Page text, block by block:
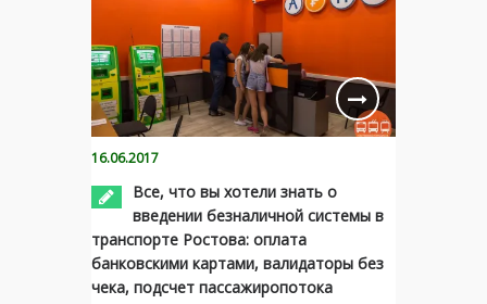
16.06.2017
Все, что вы хотели знать о
введении безналичной системы в
транспорте Ростова: оплата
банковскими картами, валидаторы без
чека, подсчет пассажиропотока